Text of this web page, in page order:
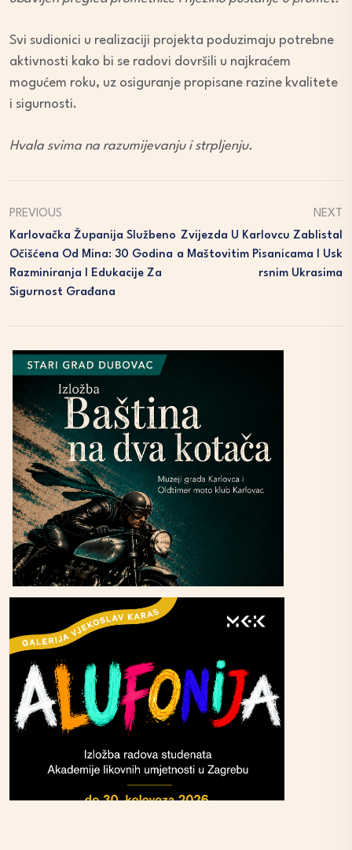
Svi sudionici u realizaciji projekta poduzimaju potrebne
aktivnosti kako bi se radovi dovršili u najkraćem
mogućem roku, uz osiguranje propisane razine kvalitete
i sigurnosti.
Hvala svima na razumijevanju i strpljenju.
PREVIOUS
Karlovačka Županija Službeno
Očišćena Od Mina: 30 Godina
Razminiranja I Edukacije Za
Sigurnost Građana
NEXT
Zvijezda U Karlovcu Zablistal
A Maštovitim Pisanicama I Usk
Rsnim Ukrasima